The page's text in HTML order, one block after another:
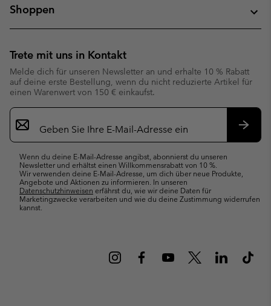
Shoppen
Trete mit uns in Kontakt
Melde dich für unseren Newsletter an und erhalte 10 % Rabatt
auf deine erste Bestellung, wenn du nicht reduzierte Artikel für
einen Warenwert von 150 € einkaufst.
Newsletter-
Anmeldung
Wenn du deine E-Mail-Adresse angibst, abonnierst du unseren
Newsletter und erhältst einen Willkommensrabatt von 10 %.
Wir verwenden deine E-Mail-Adresse, um dich über neue Produkte,
Angebote und Aktionen zu informieren. In unseren
Datenschutzhinweisen erfährst du, wie wir deine Daten für
Marketingzwecke verarbeiten und wie du deine Zustimmung widerrufen
kannst.